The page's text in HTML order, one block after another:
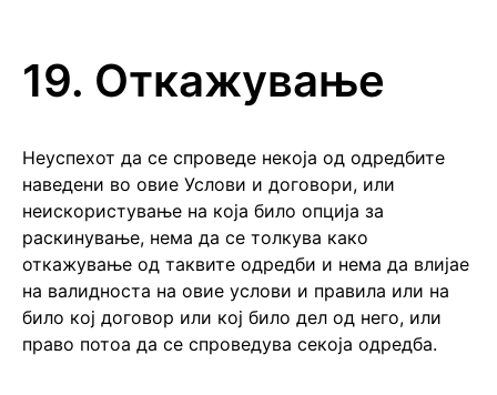
19. Откажување
Неуспехот да се спроведе некоја од одредбите
наведени во овие Услови и договори, или
неискористување на која било опција за
раскинување, нема да се толкува како
откажување од таквите одредби и нема да влијае
на валидноста на овие услови и правила или на
било кој договор или кој било дел од него, или
право потоа да се спроведува секоја одредба.